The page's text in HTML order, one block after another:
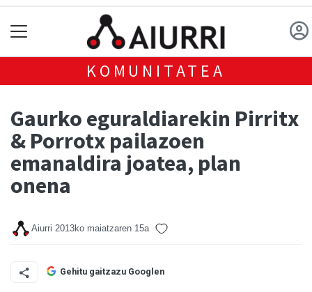
KOMUNITATEA
Gaurko eguraldiarekin Pirritx
& Porrotx pailazoen
emanaldira joatea, plan
onena
Aiurri 2013ko maiatzaren 15a
Gehitu gaitzazu Googlen